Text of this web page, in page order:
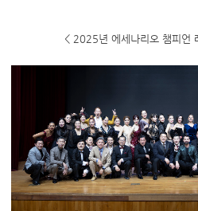
< 2025년 에세나리오 챔피언